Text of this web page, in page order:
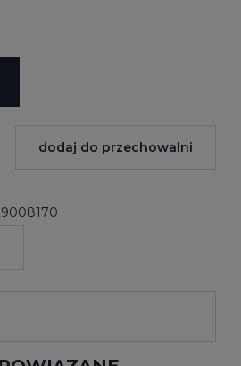
dodaj do przechowalni